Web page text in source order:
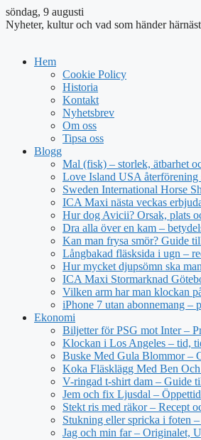
söndag, 9 augusti
Nyheter, kultur och vad som händer
Hem
Cookie Policy
Historia
Kontakt
Nyhetsbrev
Om oss
Tipsa oss
Blogg
Mal (fisk) – storlek, ätbarhet
Love Island USA återförening
Sweden International Horse
ICA Maxi nästa veckas
Hur dog Avicii? Orsak, plats
Dra alla över en kam –
Kan man frysa smör? Guide
Långbakad fläsksida i ugn –
Hur mycket djupsömn ska
ICA Maxi Stormarknad
Vilken arm har man klockan
iPhone 7 utan abonnemang –
Ekonomi
Biljetter för PSG mot Inter –
Klockan i Los Angeles – tid,
Buske Med Gula Blommor –
Koka Fläsklägg Med Ben
V-ringad t-shirt dam – Guide
Jem och fix Ljusdal –
Stekt ris med räkor – Recept
Stukning eller spricka i foten
Jag och min far – Originalet,